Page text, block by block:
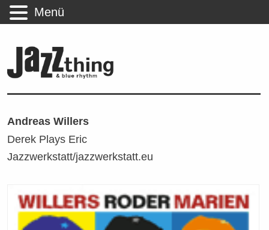
Andreas Willers
Derek Plays Eric
Jazzwerkstatt/jazzwerkstatt.eu
Menü